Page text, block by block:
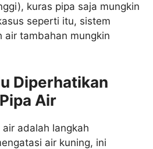
kuras pipa saja mungkin
seperti itu, sistem
air tambahan mungkin
Diperhatikan
Air
adalah langkah
air kuning, ini